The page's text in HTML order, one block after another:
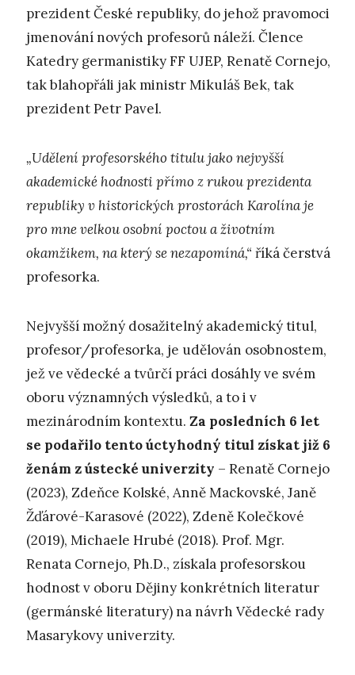
prezident České republiky, do jehož pravomoci
jmenování nových profesorů náleží. Člence
Katedry germanistiky FF UJEP, Renatě Cornejo,
tak blahopřáli jak ministr Mikuláš Bek, tak
prezident Petr Pavel.
„Udělení profesorského titulu jako nejvyšší
akademické hodnosti přímo z rukou prezidenta
republiky v historických prostorách Karolína je
pro mne velkou osobní poctou a životním
okamžikem, na který se nezapomíná,“ říká čerstvá
profesorka.
Nejvyšší možný dosažitelný akademický titul,
profesor/profesorka, je udělován osobnostem,
jež ve vědecké a tvůrčí práci dosáhly ve svém
oboru významných výsledků, a to i v
mezinárodním kontextu. Za posledních 6 let
se podařilo tento úctyhodný titul získat již 6
ženám z ústecké univerzity – Renatě Cornejo
(2023), Zdeňce Kolské, Anně Mackovské, Janě
Žďárové-Karasové (2022), Zdeně Kolečkové
(2019), Michaele Hrubé (2018). Prof. Mgr.
Renata Cornejo, Ph.D., získala profesorskou
hodnost v oboru Dějiny konkrétních literatur
(germánské literatury) na návrh Vědecké rady
Masarykovy univerzity.